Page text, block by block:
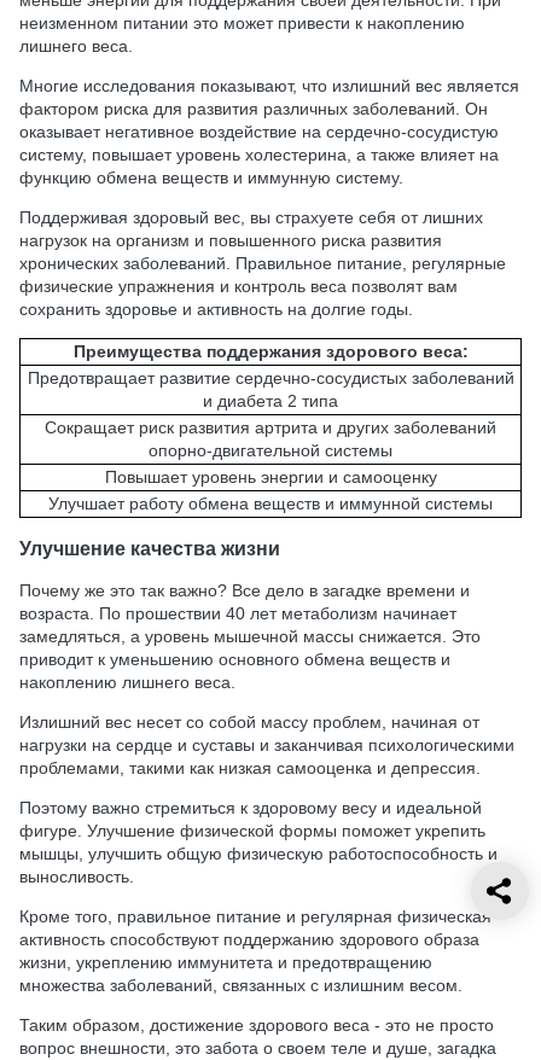
неизменном питании это может привести к накоплению
лишнего веса.
Многие исследования показывают, что излишний вес является
фактором риска для развития различных заболеваний. Он
оказывает негативное воздействие на сердечно-сосудистую
систему, повышает уровень холестерина, а также влияет на
функцию обмена веществ и иммунную систему.
Поддерживая здоровый вес, вы страхуете себя от лишних
нагрузок на организм и повышенного риска развития
хронических заболеваний. Правильное питание, регулярные
физические упражнения и контроль веса позволят вам
сохранить здоровье и активность на долгие годы.
Преимущества поддержания здорового веса:
Предотвращает развитие сердечно-сосудистых заболеваний
и диабета 2 типа
Сокращает риск развития артрита и других заболеваний
опорно-двигательной системы
Повышает уровень энергии и самооценку
Улучшает работу обмена веществ и иммунной системы
Улучшение качества жизни
Почему же это так важно? Все дело в загадке времени и
возраста. По прошествии 40 лет метаболизм начинает
замедляться, а уровень мышечной массы снижается. Это
приводит к уменьшению основного обмена веществ и
накоплению лишнего веса.
Излишний вес несет со собой массу проблем, начиная от
нагрузки на сердце и суставы и заканчивая психологическими
проблемами, такими как низкая самооценка и депрессия.
Поэтому важно стремиться к здоровому весу и идеальной
фигуре. Улучшение физической формы поможет укрепить
мышцы, улучшить общую физическую работоспособность и
выносливость.
Кроме того, правильное питание и регулярная физическая
активность способствуют поддержанию здорового образа
жизни, укреплению иммунитета и предотвращению
множества заболеваний, связанных с излишним весом.
Таким образом, достижение здорового веса - это не просто
вопрос внешности, это забота о своем теле и душе, загадка